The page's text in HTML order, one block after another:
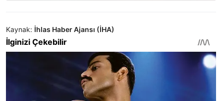
Kaynak: İhlas Haber Ajansı (İHA)